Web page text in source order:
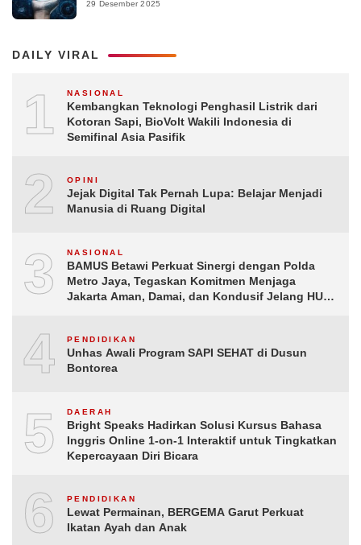
29 Desember 2025
DAILY VIRAL
1 NASIONAL
Kembangkan Teknologi Penghasil Listrik dari
Kotoran Sapi, BioVolt Wakili Indonesia di
Semifinal Asia Pasifik
2 OPINI
Jejak Digital Tak Pernah Lupa: Belajar Menjadi
Manusia di Ruang Digital
3 NASIONAL
BAMUS Betawi Perkuat Sinergi dengan Polda
Metro Jaya, Tegaskan Komitmen Menjaga
Jakarta Aman, Damai, dan Kondusif Jelang HUT
4 PENDIDIKAN
Unhas Awali Program SAPI SEHAT di Dusun
Bontorea
5 DAERAH
Bright Speaks Hadirkan Solusi Kursus Bahasa
Inggris Online 1-on-1 Interaktif untuk Tingkatkan
Kepercayaan Diri Bicara
6 PENDIDIKAN
Lewat Permainan, BERGEMA Garut Perkuat
Ikatan Ayah dan Anak